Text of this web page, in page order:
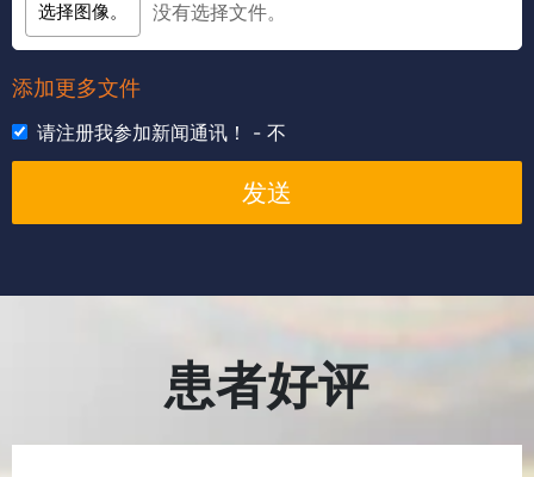
选择图像。 没有选择文件。
添加更多文件
请注册我参加新闻通讯！ - 不
发送
患者好评